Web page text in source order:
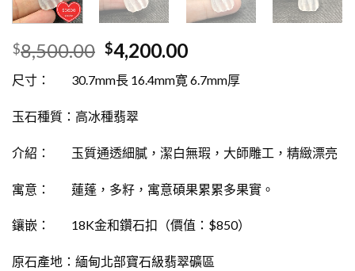
$8,500.00 $4,200.00
尺寸： 30.7mm長 16.4mm寛 6.7mm厚
玉石種質：高冰種翡翠
介紹： 玉質通透細膩，潔白無瑕，大師雕工，精緻漂亮
寓意： 蓮蓬，多籽，寓意碩果累累多果實。
鑲嵌： 18K金和鑽石扣（價值：$850）
原石產地：緬甸北部寶石級翡翠礦區